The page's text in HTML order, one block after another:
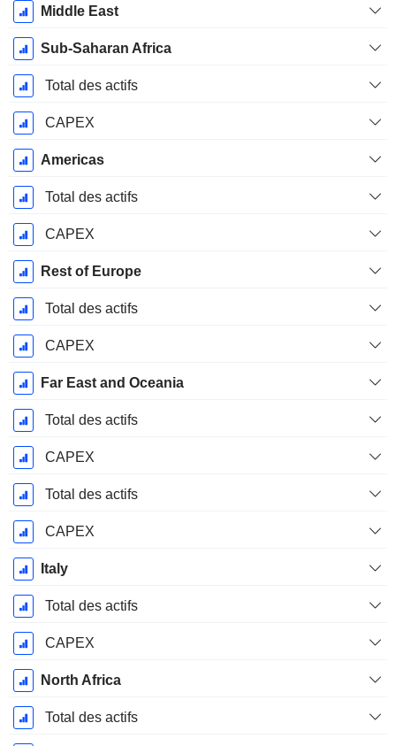
Période
Fiscale:
Décembre
Middle East
Sub-Saharan Africa
Total des actifs
CAPEX
Americas
Total des actifs
CAPEX
Rest of Europe
Total des actifs
CAPEX
Far East and Oceania
Total des actifs
CAPEX
Total des actifs
CAPEX
Italy
Total des actifs
CAPEX
North Africa
Total des actifs